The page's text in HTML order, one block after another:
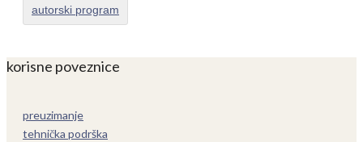
autorski program
korisne poveznice
preuzimanje
tehnička podrška